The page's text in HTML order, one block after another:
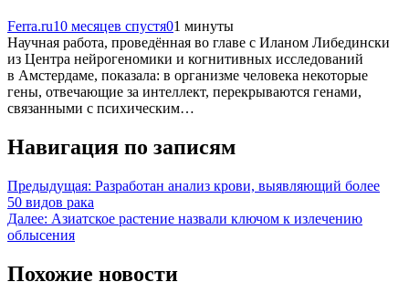
Ferra.ru10 месяцев спустя01 минуты
Научная работа, проведённая во главе с Иланом Либедински
из Центра нейрогеномики и когнитивных исследований
в Амстердаме, показала: в организме человека некоторые
гены, отвечающие за интеллект, перекрываются генами,
связанными с психическим…
Навигация по записям
Предыдущая: Разработан анализ крови, выявляющий более
50 видов рака
Далее: Азиатское растение назвали ключом к излечению
облысения
Похожие новости